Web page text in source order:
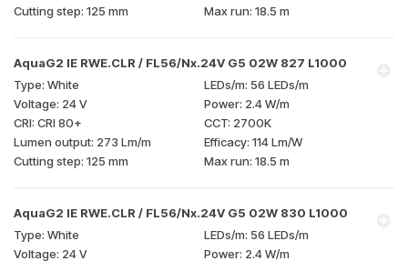
125 mm
18.5 m
AquaG2 IE RWE.CLR / FL56/Nx.24V G5 02W 827 L1000
White
56 LEDs/m
24 V
2.4 W/m
CRI 80+
2700K
273 Lm/m
114 Lm/W
125 mm
18.5 m
AquaG2 IE RWE.CLR / FL56/Nx.24V G5 02W 830 L1000
White
56 LEDs/m
24 V
2.4 W/m